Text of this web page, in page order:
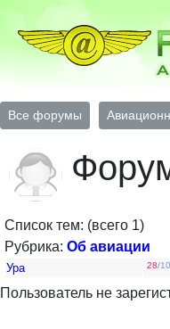
Все форумы
Список тем: (всего 1)
Рубрика: Об авиации
Ура 28/
Пользователь не